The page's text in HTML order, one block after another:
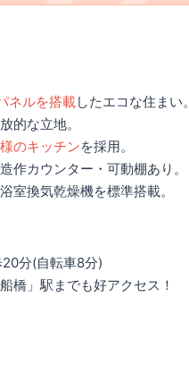
ネルを搭載したエコな住まい。
的な立地。
のキッチンを採用。
作カウンター・可動棚あり。
室換気乾燥機を標準搭載。
20分(自転車8分)
橋」駅までも好アクセス！